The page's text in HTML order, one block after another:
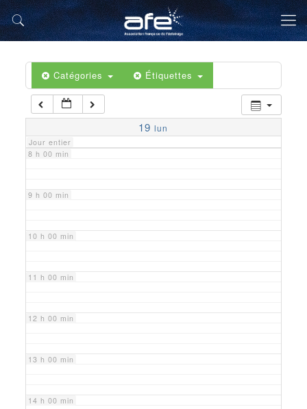
Catégories Étiquettes
19 lun
Jour entier
5 h 00 min
6 h 00 min
7 h 00 min
8 h 00 min
9 h 00 min
10 h 00 min
11 h 00 min
12 h 00 min
13 h 00 min
14 h 00 min